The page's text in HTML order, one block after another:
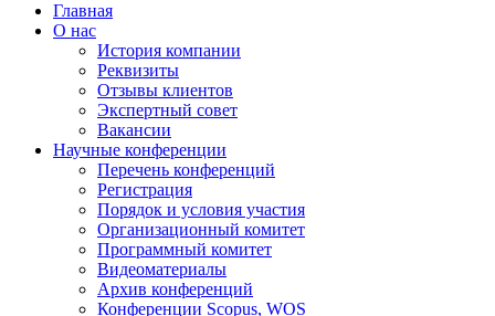
Главная
О нас
История компании
Реквизиты
Отзывы клиентов
Экспертный совет
Вакансии
Научные конференции
Перечень конференций
Регистрация
Порядок и условия участия
Организационный комитет
Программный комитет
Видеоматериалы
Архив конференций
Конференции Scopus, WOS